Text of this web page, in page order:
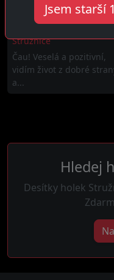
Judita, 28 let
Stružnice
Čau! Veselá a pozitivní,
vidím život z dobré
a...
Hledej
Desítky holek
Jsem starší